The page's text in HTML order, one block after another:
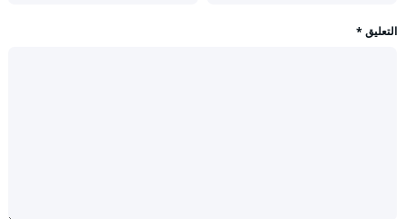
التعليق *